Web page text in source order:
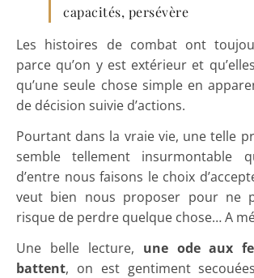
capacités, persévère
Les histoires de combat ont
parce qu’on y est extérieur et
qu’une seule chose simple en
de décision suivie d’actions.
Pourtant dans la vraie vie, une telle
semble tellement insurmontable
d’entre nous faisons le choix
veut bien nous proposer pour ne
risque de perdre quelque chose… A
Une belle lecture, une ode aux
battent, on est gentiment